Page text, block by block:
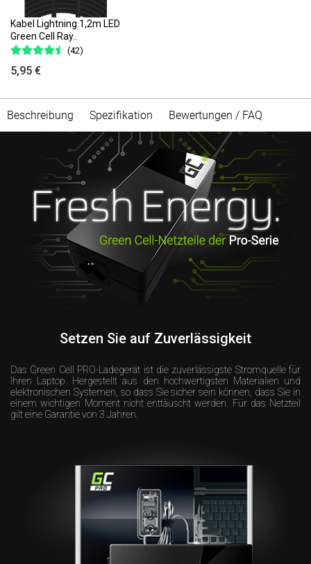
Kabel Lightning 1,2m LED
Green Cell Ray..
(42)
5,95 €
Beschreibung Spezifikation Bewertungen / FAQ
Setzen Sie auf Zuverlässigkeit
Das Green Cell PRO-Ladegerät ist die zuverlässigste Stromquelle für
Ihren Laptop. Hergestellt aus den hochwertigsten Materialien und
elektronischen Systemen, so dass Sie sicher sein können, dass Sie in
einem wichtigen Moment nicht enttäuscht werden. Für das Netzteil
gilt eine Garantie von 3 Jahren.